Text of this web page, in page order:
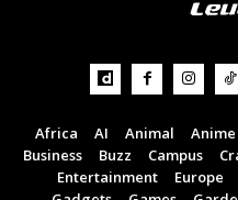
Africa AI Animal Anime
Business
Buzz Campus
Entertainment
Europe